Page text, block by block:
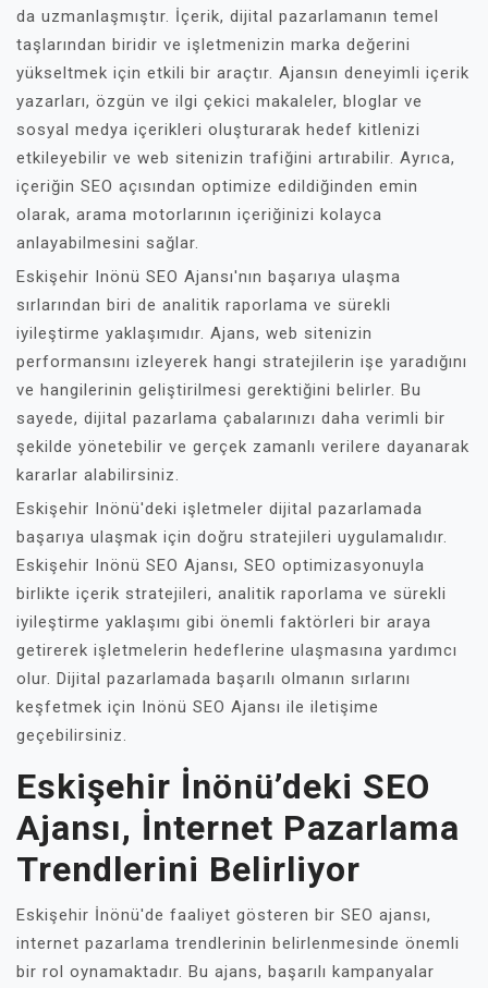
da uzmanlaşmıştır. İçerik, dijital pazarlamanın temel
taşlarından biridir ve işletmenizin marka değerini
yükseltmek için etkili bir araçtır. Ajansın deneyimli içerik
yazarları, özgün ve ilgi çekici makaleler, bloglar ve
sosyal medya içerikleri oluşturarak hedef kitlenizi
etkileyebilir ve web sitenizin trafiğini artırabilir. Ayrıca,
içeriğin SEO açısından optimize edildiğinden emin
olarak, arama motorlarının içeriğinizi kolayca
anlayabilmesini sağlar.
Eskişehir Inönü SEO Ajansı'nın başarıya ulaşma
sırlarından biri de analitik raporlama ve sürekli
iyileştirme yaklaşımıdır. Ajans, web sitenizin
performansını izleyerek hangi stratejilerin işe yaradığını
ve hangilerinin geliştirilmesi gerektiğini belirler. Bu
sayede, dijital pazarlama çabalarınızı daha verimli bir
şekilde yönetebilir ve gerçek zamanlı verilere dayanarak
kararlar alabilirsiniz.
Eskişehir Inönü'deki işletmeler dijital pazarlamada
başarıya ulaşmak için doğru stratejileri uygulamalıdır.
Eskişehir Inönü SEO Ajansı, SEO optimizasyonuyla
birlikte içerik stratejileri, analitik raporlama ve sürekli
iyileştirme yaklaşımı gibi önemli faktörleri bir araya
getirerek işletmelerin hedeflerine ulaşmasına yardımcı
olur. Dijital pazarlamada başarılı olmanın sırlarını
keşfetmek için Inönü SEO Ajansı ile iletişime
geçebilirsiniz.
Eskişehir İnönü’deki SEO
Ajansı, İnternet Pazarlama
Trendlerini Belirliyor
Eskişehir İnönü'de faaliyet gösteren bir SEO ajansı,
internet pazarlama trendlerinin belirlenmesinde önemli
bir rol oynamaktadır. Bu ajans, başarılı kampanyalar